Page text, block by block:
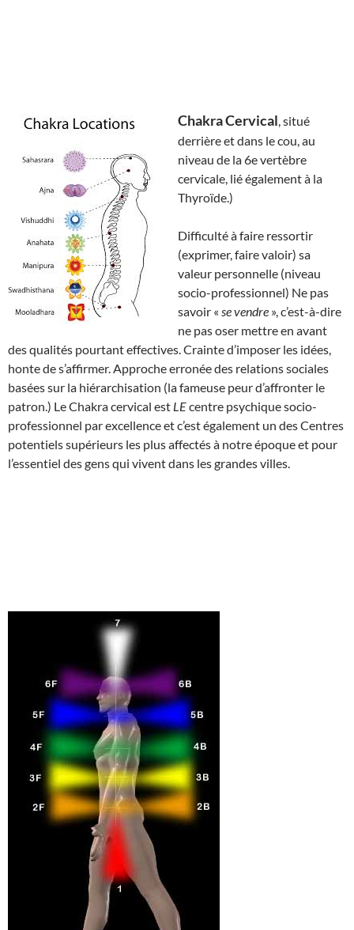
Chakra Cervical, situé
derrière et dans le cou, au
niveau de la 6e vertèbre
cervicale, lié également à la
Thyroïde.)
Difficulté à faire ressortir
(exprimer, faire valoir) sa
valeur personnelle (niveau
socio-professionnel) Ne pas
savoir « se vendre », c’est-à-dire
ne pas oser mettre en avant
des qualités pourtant effectives. Crainte d’imposer les idées,
honte de s’affirmer. Approche erronée des relations sociales
basées sur la hiérarchisation (la fameuse peur d’affronter le
patron.) Le Chakra cervical est LEcentre psychique socio-
professionnel par excellence et c’est également un des Centres
potentiels supérieurs les plus affectés à notre époque et pour
l’essentiel des gens qui vivent dans les grandes villes.